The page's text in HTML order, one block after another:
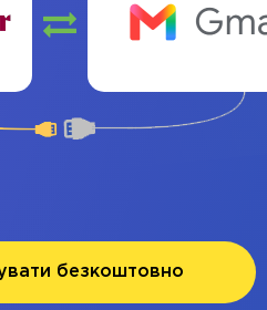
безкоштовно